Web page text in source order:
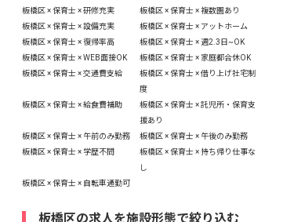
板橋区 × 保育士 × 研修充実
板橋区 × 保育士 × 複数園あり
板橋区 × 保育士 × 設備充実
板橋区 × 保育士 × アットホーム
板橋区 × 保育士 × 復帰率高
板橋区 × 保育士 × 週2.3日~OK
板橋区 × 保育士 × WEB面接OK
板橋区 × 保育士 × 家庭都合休OK
板橋区 × 保育士 × 交通費支給
板橋区 × 保育士 × 借り上げ社宅制
度
板橋区 × 保育士 × 給食費補助
板橋区 × 保育士 × 託児所・保育支
援あり
板橋区 × 保育士 × 午前のみ勤務
板橋区 × 保育士 × 午後のみ勤務
板橋区 × 保育士 × 学歴不問
板橋区 × 保育士 × 持ち帰り仕事な
し
板橋区 × 保育士 × 自転車通勤可
板橋区の求人を施設形態で絞り込む